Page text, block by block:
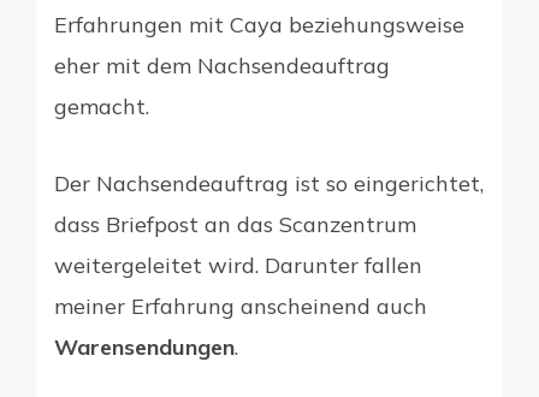
Erfahrungen mit Caya beziehungsweise
eher mit dem Nachsendeauftrag
gemacht.
Der Nachsendeauftrag ist so eingerichtet,
dass Briefpost an das Scanzentrum
weitergeleitet wird. Darunter fallen
meiner Erfahrung anscheinend auch
Warensendungen.